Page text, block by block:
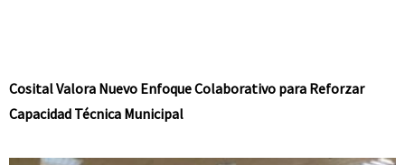
Cosital Valora Nuevo Enfoque Colaborativo para Reforzar
Capacidad Técnica Municipal